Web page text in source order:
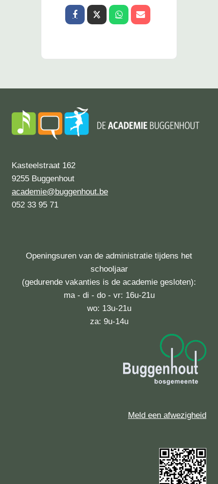
Kasteelstraat 162
9255 Buggenhout
academie@buggenhout.be
052 33 95 71
Openingsuren van de administratie tijdens het
schooljaar
(gedurende vakanties is de academie gesloten):
ma - di - do - vr: 16u-21u
wo: 13u-21u
za: 9u-14u
Meld een afwezigheid